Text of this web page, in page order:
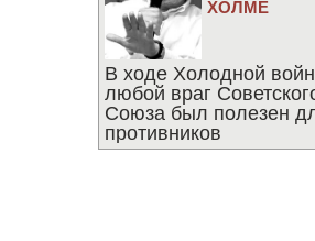
ХОЛМЕ
В ходе Холодной
любой враг
Союза был полезен
противников